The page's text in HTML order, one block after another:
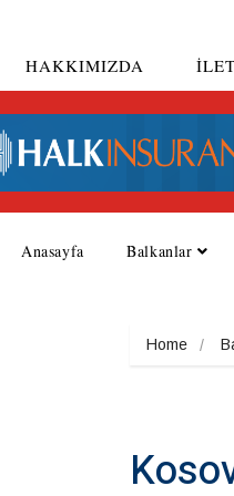
HAKKIMIZDA
Anasayfa Balkanlar
Home